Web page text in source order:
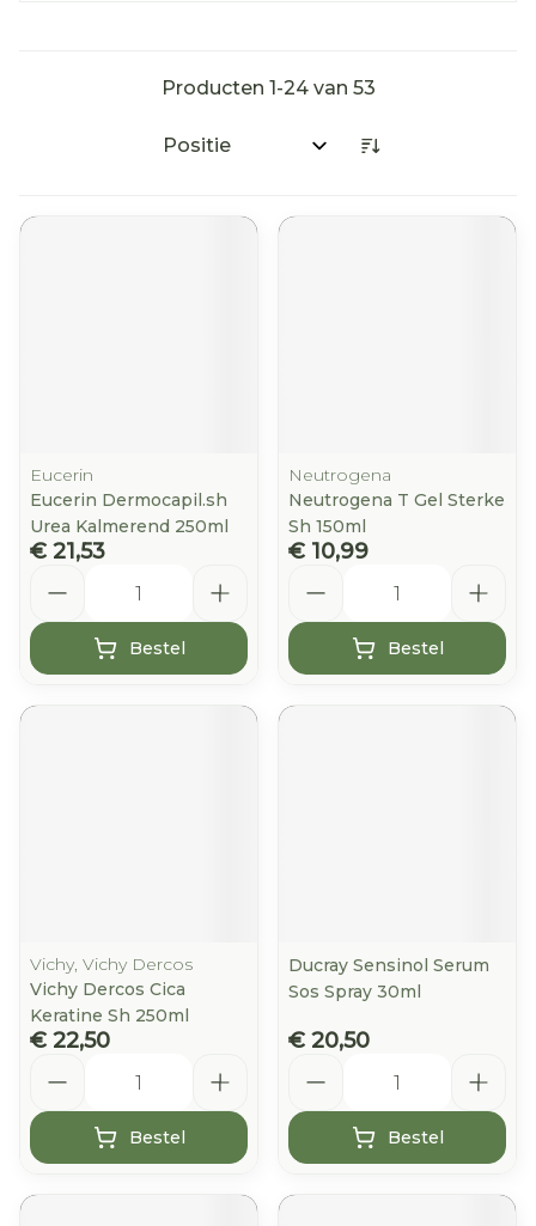
Producten 1-24van 53
Sorteer op:
Eucerin
Eucerin Dermocapil.sh
Urea Kalmerend 250ml
€ 21,53
Bestel
Neutrogena
Neutrogena T Gel Sterke
Sh 150ml
€ 10,99
Bestel
Vichy, Vichy Dercos
Vichy Dercos Cica
Keratine Sh 250ml
€ 22,50
Bestel
Ducray Sensinol Serum
Sos Spray 30ml
€ 20,50
Bestel